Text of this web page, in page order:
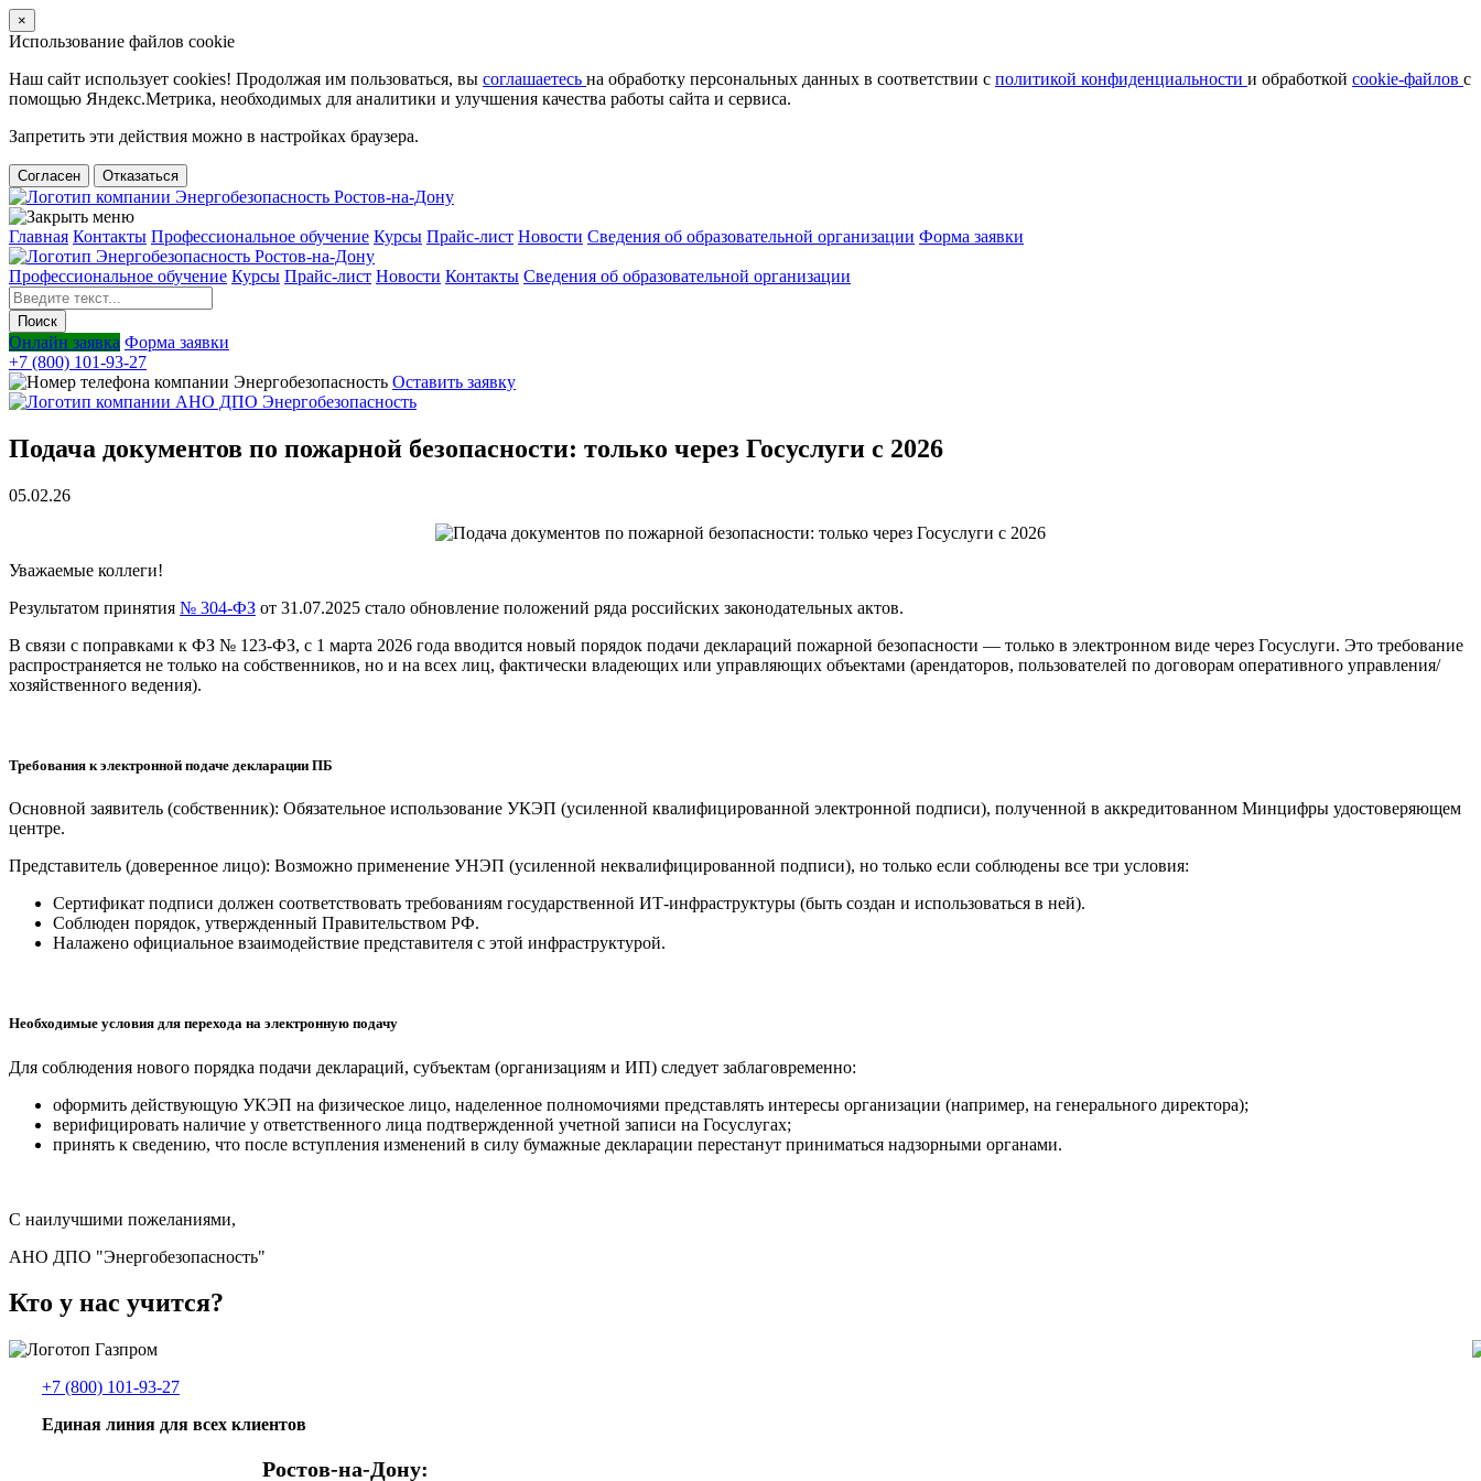
×
Использование файлов cookie
Наш сайт использует cookies! Продолжая им пользоваться, вы соглашаетесь на обработку персональных данных в соответствии с политикой конфиденциальности и обработкой cookie-файлов с
помощью Яндекс.Метрика, необходимых для аналитики и улучшения качества работы сайта и сервиса.
Запретить эти действия можно в настройках браузера.
Согласен Отказаться
Главная Контакты Профессиональное обучение Курсы Прайс-лист Новости Cведения об образовательной организации Форма заявки
Профессиональное обучение Курсы Прайс-лист Новости Контакты Cведения об образовательной организации
Онлайн заявка Форма заявки
+7 (800) 101-93-27
Оставить заявку
Подача документов по пожарной безопасности: только через Госуслуги с 2026
05.02.26
Уважаемые коллеги!
Результатом принятия № 304-ФЗ от 31.07.2025 стало обновление положений ряда российских законодательных актов.
В связи с поправками к ФЗ № 123-ФЗ, с 1 марта 2026 года вводится новый порядок подачи деклараций пожарной безопасности — только в электронном виде через Госуслуги. Это требование
распространяется не только на собственников, но и на всех лиц, фактически владеющих или управляющих объектами (арендаторов, пользователей по договорам оперативного управления/
хозяйственного ведения).
Требования к электронной подаче декларации ПБ
Основной заявитель (собственник): Обязательное использование УКЭП (усиленной квалифицированной электронной подписи), полученной в аккредитованном Минцифры удостоверяющем
центре.
Представитель (доверенное лицо): Возможно применение УНЭП (усиленной неквалифицированной подписи), но только если соблюдены все три условия:
Сертификат подписи должен соответствовать требованиям государственной ИТ-инфраструктуры (быть создан и использоваться в ней).
Соблюден порядок, утвержденный Правительством РФ.
Налажено официальное взаимодействие представителя с этой инфраструктурой.
Необходимые условия для перехода на электронную подачу
Для соблюдения нового порядка подачи деклараций, субъектам (организациям и ИП) следует заблаговременно:
оформить действующую УКЭП на физическое лицо, наделенное полномочиями представлять интересы организации (например, на генерального директора);
верифицировать наличие у ответственного лица подтвержденной учетной записи на Госуслугах;
принять к сведению, что после вступления изменений в силу бумажные декларации перестанут приниматься надзорными органами.
С наилучшими пожеланиями,
АНО ДПО "Энергобезопасность"
Кто у нас учится?
+7 (800) 101-93-27
Единая линия для всех клиентов
Ростов-на-Дону: